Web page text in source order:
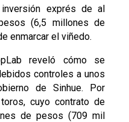
exprés de al
(6,5 millones de
enmarcar el viñedo.
reveló cómo se
controles a unos
de Sinhue. Por
cuyo contrato de
de pesos (709 mil